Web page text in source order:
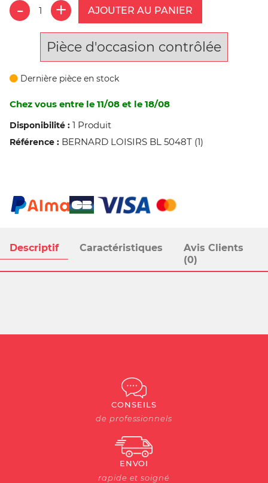
Descriptif Caractéristiques
Avis Clients
(0)
AJOUTER AU PANIER
Pièce d'occasion contrôlée
Dernière pièce en stock
Chez vous entre le 11/08 et le 18/08
Disponibilité : 1 Produit
Référence : BERNARD LOISIRS BL 5048T (1)
CONSEILS
de professionnels
ENVOI
rapide et soigné